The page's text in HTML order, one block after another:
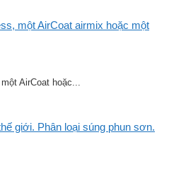
một AirCoat airmix hoặc một
AirCoat hoặc...
giới. Phân loại súng phun sơn.